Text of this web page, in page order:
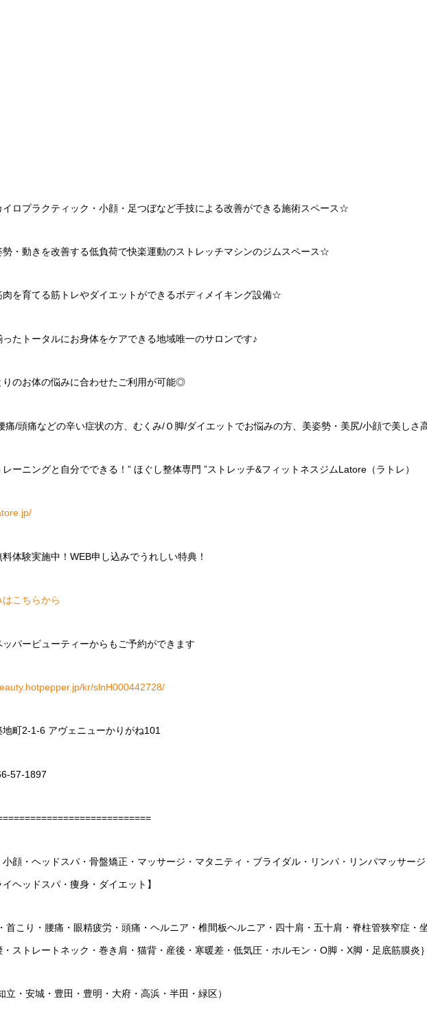
イロプラクティック・小顔・足つぼなど手技による改善ができる施術スペース☆
勢・動きを改善する低負荷で快楽運動のストレッチマシンのジムスペース☆
肉を育てる筋トレやダイエットができるボディメイキング設備☆
ったトータルにお身体をケアできる地域唯一のサロンです♪
りのお体の悩みに合わせたご利用が可能◎
痛/頭痛などの辛い症状の方、むくみ/Ｏ脚/ダイエットでお悩みの方、美姿勢・美尻/小顔で美しさ
ーニングと自分でできる！ ” ほぐし整体専門 ”ストレッチ&フィットネスジムLatore （ラトレ）
料体験実施中！ WEB申し込みでうれしい特典！
はこちらから
ッパービューティーからもご予約ができます
kr/slnH000442728/
地町2-1-6 アヴェニューかりがね101
57-1897
小顔・ヘッドスパ・骨盤矯正・マッサージ・マタニティ・ブライダル・リンパ・リンパマッサー
ヘッドスパ・痩身・ダイエット】
首こり・腰痛・眼精疲労・頭痛・ヘルニア・椎間板ヘルニア・四十肩・五十肩・脊柱管狭窄症・
・ストレートネック・巻き肩・猫背・産後・寒暖差・低気圧・ホルモン・ O脚・ X脚・足底筋膜炎
立・安城・豊田・豊明・大府・高浜・半田・緑区）